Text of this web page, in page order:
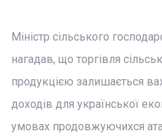
Міністр сільського
нагадав, що торгівля
продукцією залишається
доходів для української
умовах продовжуючихся